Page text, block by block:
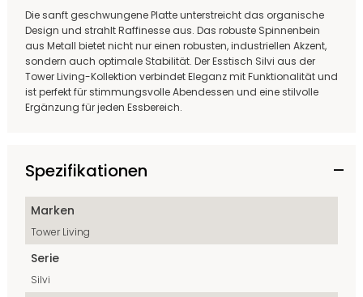
Die sanft geschwungene Platte unterstreicht das organische
Design und strahlt Raffinesse aus. Das robuste Spinnenbein
aus Metall bietet nicht nur einen robusten, industriellen Akzent,
sondern auch optimale Stabilität. Der Esstisch Silvi aus der
Tower Living-Kollektion verbindet Eleganz mit Funktionalität und
ist perfekt für stimmungsvolle Abendessen und eine stilvolle
Ergänzung für jeden Essbereich.
Spezifikationen
Marken
Tower Living
Serie
Silvi